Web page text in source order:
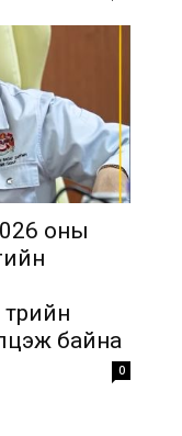
оны
байна
0